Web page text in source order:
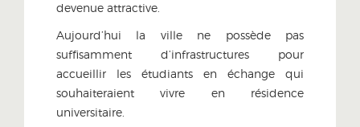
devenue attractive.
Aujourd’hui la ville ne possède pas
suffisamment d’infrastructures pour
accueillir les étudiants en échange qui
souhaiteraient vivre en résidence
universitaire.